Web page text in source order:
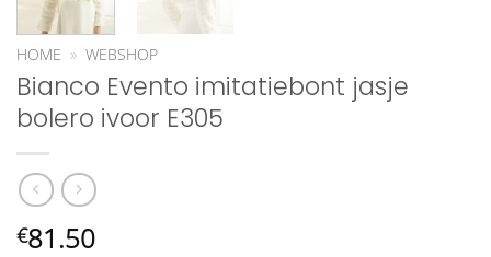
HOME » WEBSHOP
Bianco Evento imitatiebont jasje
bolero ivoor E305
€81.50